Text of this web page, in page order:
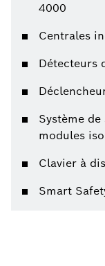
4000
Centrales
Détecteurs
Système de
modules
Clavier à
Smart